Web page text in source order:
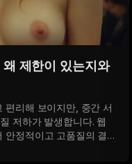
제한이 있는지와
편리해 보이지만, 중간 서
저하가 발생합니다. 웹
안정적이고 고품질의 결과